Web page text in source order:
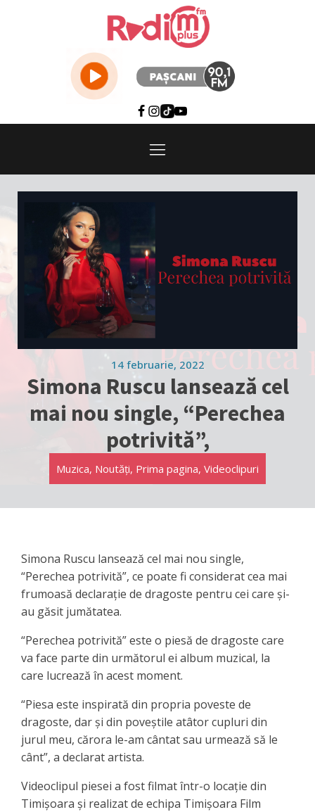
14 februarie, 2022
Simona Ruscu lansează cel
mai nou single, “Perechea
potrivită”,
Muzica, Noutăți, Prima pagina, Videoclipuri
Simona Ruscu lansează cel mai nou single,
“Perechea potrivită”, ce poate fi considerat cea mai
frumoasă declarație de dragoste pentru cei care și-
au găsit jumătatea.
“Perechea potrivită” este o piesă de dragoste care
va face parte din următorul ei album muzical, la
care lucrează în acest moment.
“Piesa este inspirată din propria poveste de
dragoste, dar și din poveștile atâtor cupluri din
jurul meu, cărora le-am cântat sau urmează să le
cânt”, a declarat artista.
Videoclipul piesei a fost filmat într-o locație din
Timișoara și realizat de echipa Timișoara Film